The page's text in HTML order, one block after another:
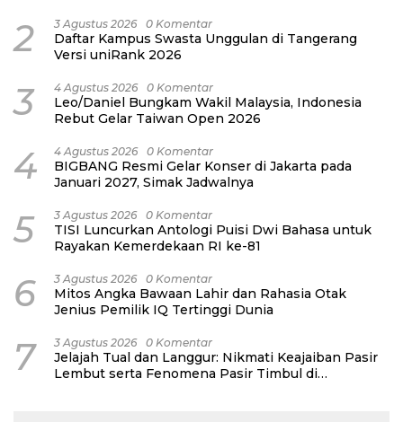
2 3 Agustus 2026 0 Komentar
Daftar Kampus Swasta Unggulan di Tangerang
Versi uniRank 2026
3 4 Agustus 2026 0 Komentar
Leo/Daniel Bungkam Wakil Malaysia, Indonesia
Rebut Gelar Taiwan Open 2026
4 4 Agustus 2026 0 Komentar
BIGBANG Resmi Gelar Konser di Jakarta pada
Januari 2027, Simak Jadwalnya
5 3 Agustus 2026 0 Komentar
TISI Luncurkan Antologi Puisi Dwi Bahasa untuk
Rayakan Kemerdekaan RI ke-81
6 3 Agustus 2026 0 Komentar
Mitos Angka Bawaan Lahir dan Rahasia Otak
Jenius Pemilik IQ Tertinggi Dunia
7 3 Agustus 2026 0 Komentar
Jelajah Tual dan Langgur: Nikmati Keajaiban Pasir
Lembut serta Fenomena Pasir Timbul di